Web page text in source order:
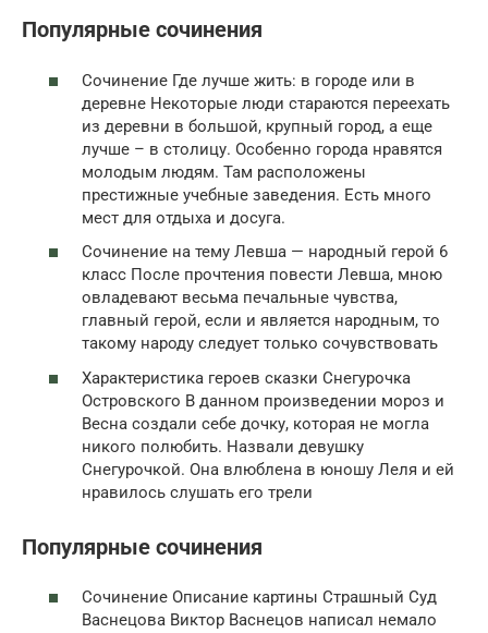
Популярные сочинения
Сочинение Где лучше жить: в городе или в
деревне Некоторые люди стараются переехать
из деревни в большой, крупный город, а еще
лучше – в столицу. Особенно города нравятся
молодым людям. Там расположены
престижные учебные заведения. Есть много
мест для отдыха и досуга.
Сочинение на тему Левша — народный герой 6
класс После прочтения повести Левша, мною
овладевают весьма печальные чувства,
главный герой, если и является народным, то
такому народу следует только сочувствовать
Характеристика героев сказки Снегурочка
Островского В данном произведении мороз и
Весна создали себе дочку, которая не могла
никого полюбить. Назвали девушку
Снегурочкой. Она влюблена в юношу Леля и ей
нравилось слушать его трели
Популярные сочинения
Сочинение Описание картины Страшный Суд
Васнецова Виктор Васнецов написал немало